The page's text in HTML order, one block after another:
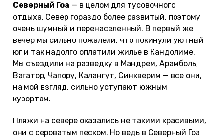
Северный Гоа — в целом для тусовочного
отдыха. Север гораздо более развитый, поэтому
очень шумный и перенаселенный. В первый же
вечер мы сильно пожалели, что покинули уютный
юг и так надолго оплатили жилье в Кандолиме.
Мы съездили на разведку в Мандрем, Арамболь,
Вагатор, Чапору, Калангут, Синкверим — все они,
на мой взгляд, сильно уступают южным
курортам.
Пляжи на севере оказались не такими красивыми,
они с сероватым песком. Но ведь в Северный Гоа